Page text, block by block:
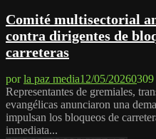
Comité multisectorial
contra dirigentes de
carreteras
porla paz media12/05/20260309
Representantes de gremiales,
evangélicas anunciaron una
impulsan los bloqueos de
inmediata...